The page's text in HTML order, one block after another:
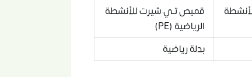
قميص تـي شيرت للأنشطة
الرياضية (PE)
بدلة رياضية